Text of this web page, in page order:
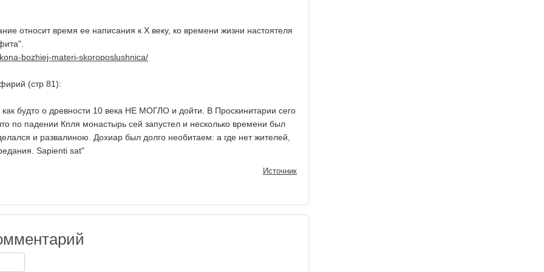
относит время ее написания к Х веку, ко времени жизни настоятеля
bozhiej-materi-skoroposlushnica/
(стр 81):
будто о древности 10 века НЕ МОГЛО и дойти. В Проскинитарии сего
по падении Кпля монастырь сей запустел и несколько времени был
и развалиною. Дохиар был долго необитаем: а где нет жителей,
Sapienti sat"
Источник